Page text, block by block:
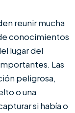
reunir mucha
conocimientos
lugar del
Las
peligrosa,
o una
si había o